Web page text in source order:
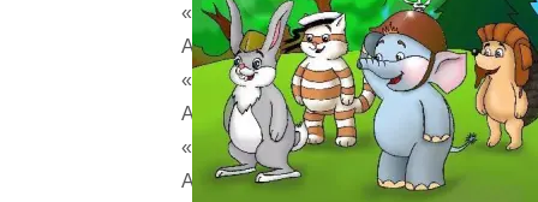
«И-
А»,
«И-
А»,
«И-
А»…